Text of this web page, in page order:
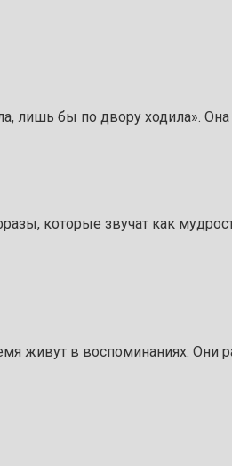
лишь бы по двору ходила».
которые звучат как
живут в воспоминаниях.